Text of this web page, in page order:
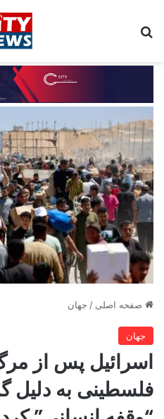
صفحه اصلی / جهان
جهان
اسرائیل پس از
فلسطینی به دلیل